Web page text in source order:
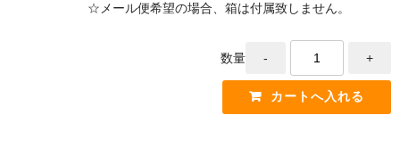
☆メール便希望の場合、箱は付属致しません。
数量